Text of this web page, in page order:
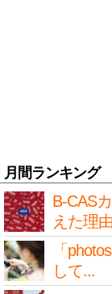
月間ランキング
B-CAS
えた理由
「
して...